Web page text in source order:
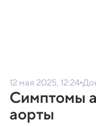
12 мая 2025, 12:24
Симптомы
аорты